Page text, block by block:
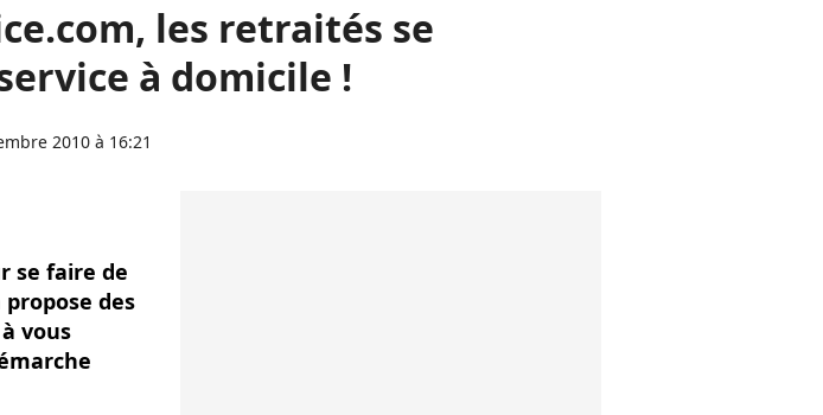
les retraités se
à domicile !
2010 à 16:21
se faire de
des
vous